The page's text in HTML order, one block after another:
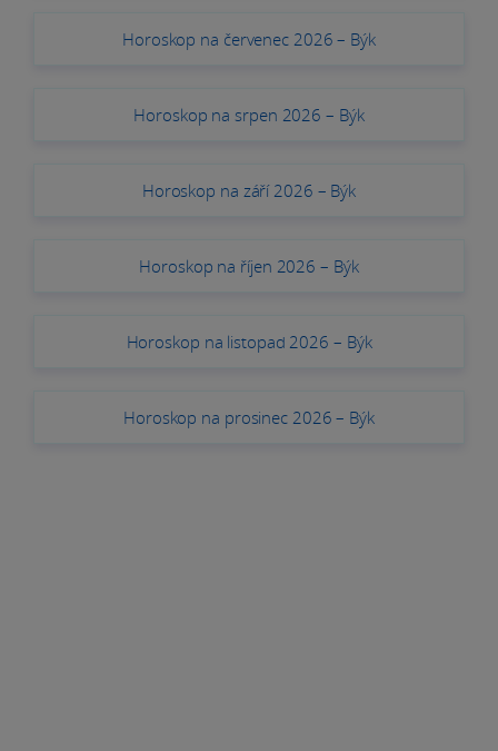
Horoskop na červenec 2026 – Býk
Horoskop na srpen 2026 – Býk
Horoskop na září 2026 – Býk
Horoskop na říjen 2026 – Býk
Horoskop na listopad 2026 – Býk
Horoskop na prosinec 2026 – Býk